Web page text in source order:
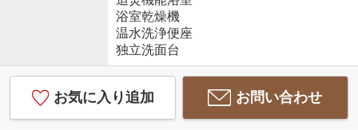
浴室乾燥機
温水洗浄便座
独立洗面台
お気に入り追加 お問い合わせ